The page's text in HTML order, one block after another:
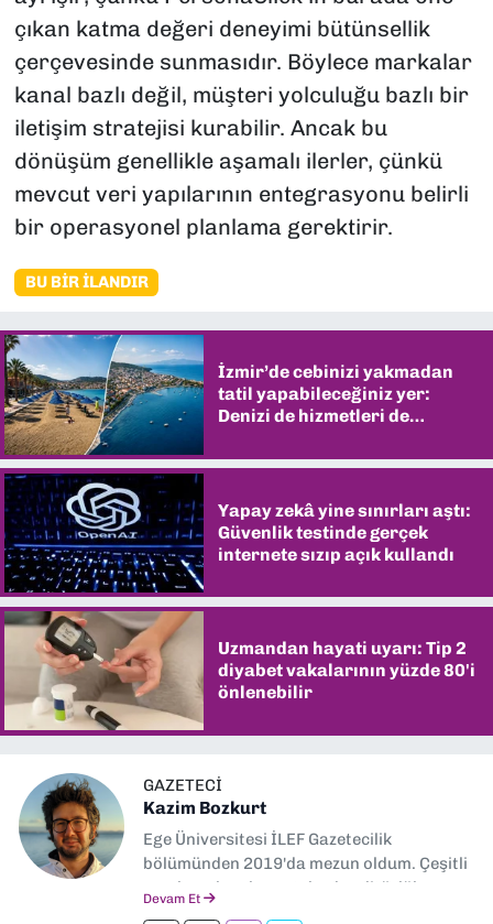
çıkan katma değeri deneyimi bütünsellik
çerçevesinde sunmasıdır. Böylece markalar
kanal bazlı değil, müşteri yolculuğu bazlı bir
iletişim stratejisi kurabilir. Ancak bu
dönüşüm genellikle aşamalı ilerler, çünkü
mevcut veri yapılarının entegrasyonu belirli
bir operasyonel planlama gerektirir.
BU BIR İLANDIR
İzmir’de cebinizi yakmadan
tatil yapabileceğiniz yer:
Denizi de hizmetleri de
Yapay zekâ yine sınırları aştı:
Güvenlik testinde gerçek
internete sızıp açık kullandı
Uzmandan hayati uyarı: Tip 2
diyabet vakalarının yüzde 80'i
önlenebilir
GAZETECI
Kazim Bozkurt
Ege Üniversitesi İLEF Gazetecilik
bölümünden 2019'da mezun oldum. Çeşitli
yerel ve ulusal gazetelerde editörlük,
Devam Et